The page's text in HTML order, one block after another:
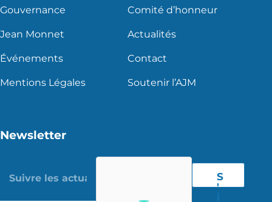
Gouvernance Comité d’honneur
Jean Monnet Actualités
Événements Contact
Mentions Légales Soutenir l’AJM
Newsletter
S
'